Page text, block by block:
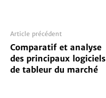
Article précédent
Comparatif et analyse
des principaux logiciels
de tableur du marché